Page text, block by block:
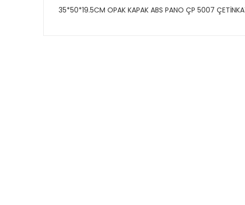
35*50*19.5CM OPAK KAPAK ABS PANO ÇP 5007